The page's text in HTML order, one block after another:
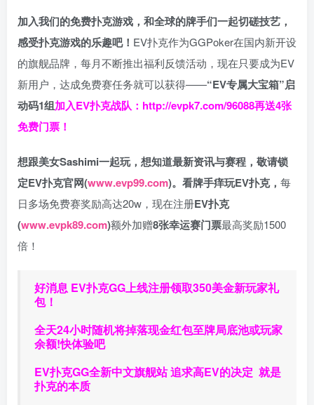
加入我们的免费扑克游戏，和全球的牌手们一起切磋技艺，
感受扑克游戏的乐趣吧！ EV扑克作为GGPoker在国内新开设
的旗舰品牌，每月不断推出福利反馈活动，现在只要成为EV
新用户，达成免费赛任务就可以获得——“EV专属大宝箱”启
动码1组加入EV扑克战队： http://evpk7.com/96088再送4张
免费门票！
想跟美女Sashimi一起玩， 想知道最新资讯与赛程， 敬请锁
定EV扑克官网(www.evp99.com)。 看牌手痒玩EV扑克， 每
日多场免费赛奖励高达20w，现在注册EV扑克
(www.evpk89.com)额外加赠8张幸运赛门票最高奖励1500
倍！
好消息 EV扑克GG上线注册领取350美金新玩家礼
包！
全天24小时随机将掉落现金红包至牌局底池或玩家
余额!快体验吧
EV扑克GG全新中文旗舰站追求高EV的决定 就是
扑克的本质